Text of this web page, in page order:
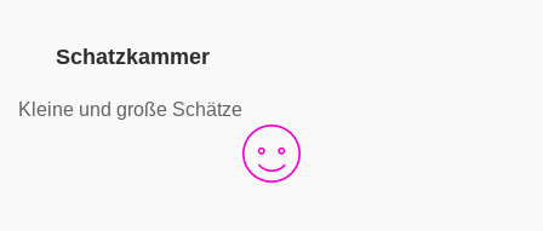
Schatzkammer
Kleine und große Schätze